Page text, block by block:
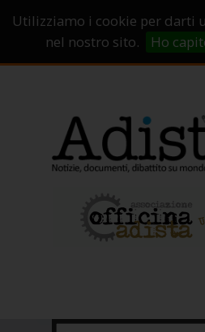
Utilizziamo i cookie per darti
nel nostro sito.
Ho